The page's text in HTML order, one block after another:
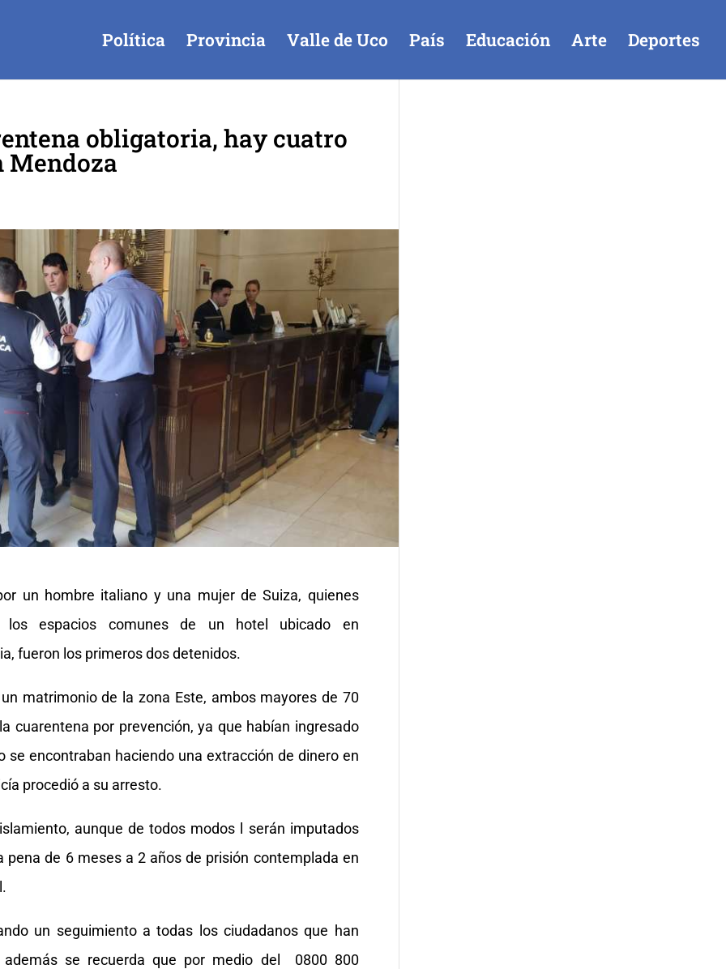
Política Provincia Valle de Uco País Educación Arte Deportes
obligatoria, hay cuatro
Mendoza
un hombre italiano y una mujer de Suiza, quienes
los espacios comunes de un hotel ubicado en
fueron los primeros dos detenidos.
matrimonio de la zona Este, ambos mayores de 70
cuarentena por prevención, ya que habían ingresado
encontraban haciendo una extracción de dinero en
procedió a su arresto.
aunque de todos modos l serán imputados
de 6 meses a 2 años de prisión contemplada en
un seguimiento a todas los ciudadanos que han
además se recuerda que por medio del 0800 800